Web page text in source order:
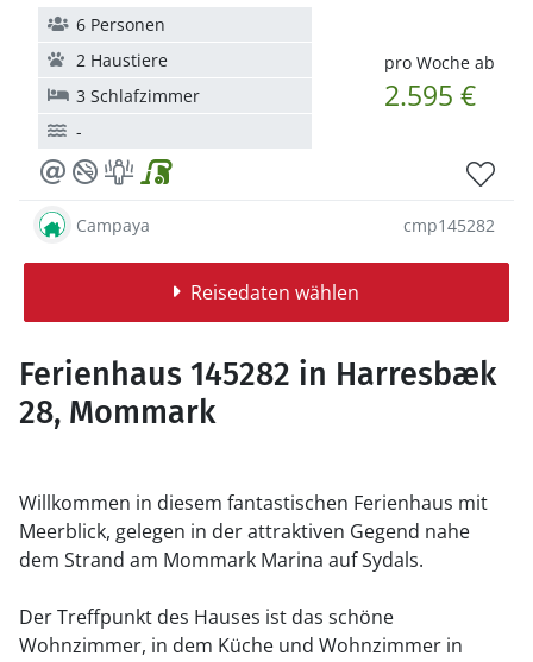
pro Woche ab
2.595 €
6 Personen
2 Haustiere
3 Schlafzimmer
-
Campaya cmp145282
Reisedaten wählen
Ferienhaus 145282 in Harresbæk
28, Mommark
Willkommen in diesem fantastischen Ferienhaus mit
Meerblick, gelegen in der attraktiven Gegend nahe
dem Strand am Mommark Marina auf Sydals.
Der Treffpunkt des Hauses ist das schöne
Wohnzimmer, in dem Küche und Wohnzimmer in